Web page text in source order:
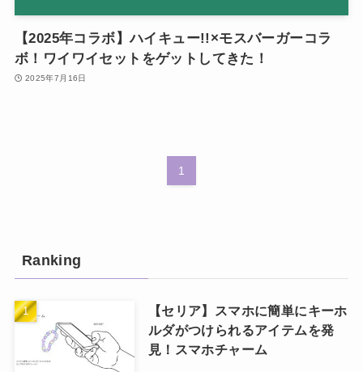
【2025年コラボ】ハイキュー!!×モスバーガーコラ
ボ！ワイワイセットをゲットしてきた！
2025年7月16日
1
Ranking
【セリア】スマホに簡単にキーホ
ルダがつけられるアイテムを発
見！スマホチャーム